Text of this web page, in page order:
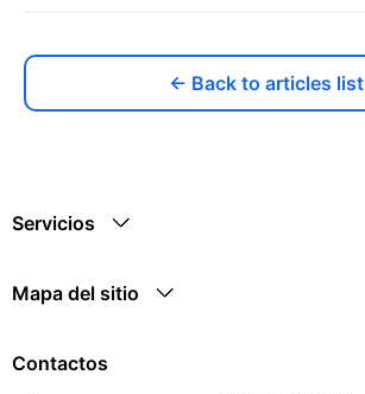
← Back to articles list
Servicios
Mapa del sitio
Contactos